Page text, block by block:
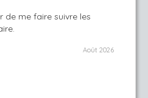
de me faire suivre les
Août 2026